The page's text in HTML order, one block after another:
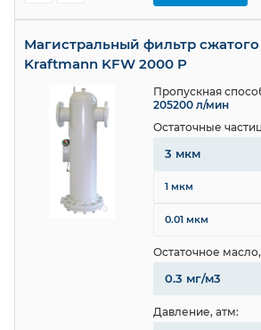
Магистральный фильтр сжатого
Kraftmann KFW 2000 P
Пропускная
205200 л/мин
Остаточные
3 мкм
1 мкм
0.01 мкм
Остаточное
0.3 мг/м3
Давление, атм: